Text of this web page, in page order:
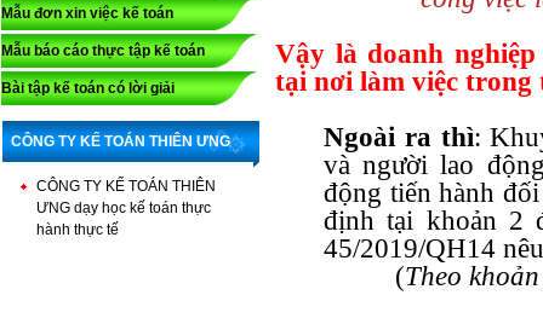
Mẫu đơn xin việc kế toán
Mẫu báo cáo thực tập kế toán
Bài tập kế toán có lời giải
CÔNG TY KẾ TOÁN THIÊN ƯNG
CÔNG TY KẾ TOÁN THIÊN
ƯNG dạy học kế toán thực
hành thực tế
Vậy là doanh
tại nơi làm việc
Ngoài ra thì:
và người lao
động tiến hành
định tại khoản 2
45/2019/QH14
(Theo